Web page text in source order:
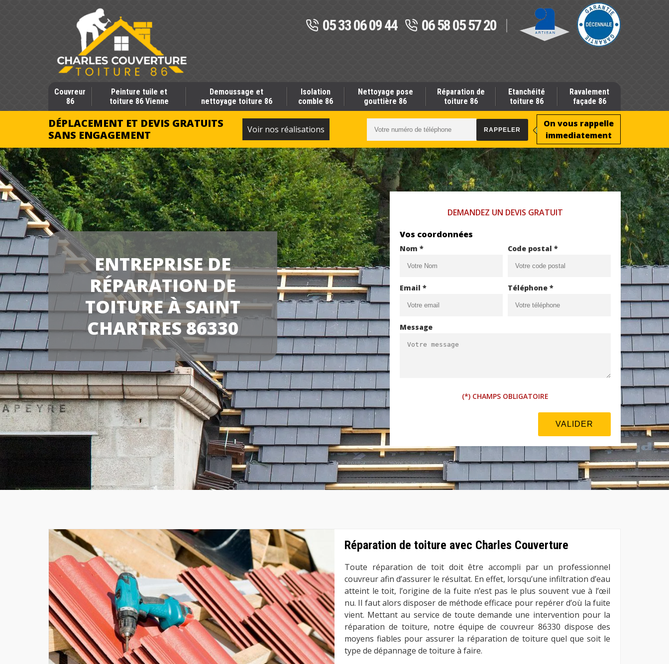
05 33 06 09 44 06 58 05 57 20
Couvreur
86
Peinture tuile et
toiture 86 Vienne
Demoussage et
nettoyage toiture 86
Isolation
comble 86
Nettoyage pose
gouttière 86
Réparation de
toiture 86
Etanchéité
toiture 86
Ravalement
façade 86
DÉPLACEMENT ET DEVIS GRATUITS
SANS ENGAGEMENT
Voir nos réalisations
On vous rappelle
immediatement
ENTREPRISE DE
RÉPARATION DE
TOITURE À SAINT
CHARTRES 86330
DEMANDEZ UN DEVIS GRATUIT
Vos coordonnées
Nom * Code postal *
Email * Téléphone *
Message
(*) CHAMPS OBLIGATOIRE
Réparation de toiture avec Charles Couverture
Toute réparation de toit doit être accompli par un professionnel
couvreur afin d’assurer le résultat. En effet, lorsqu’une infiltration d’eau
atteint le toit, l’origine de la fuite n’est pas le plus souvent vue à l’œil
nu. Il faut alors disposer de méthode efficace pour repérer d’où la fuite
vient. Mettant au service de toute demande une intervention pour la
réparation de toiture, notre équipe de couvreur 86330 dispose des
moyens fiables pour assurer la réparation de toiture quel que soit le
type de dépannage de toiture à faire.